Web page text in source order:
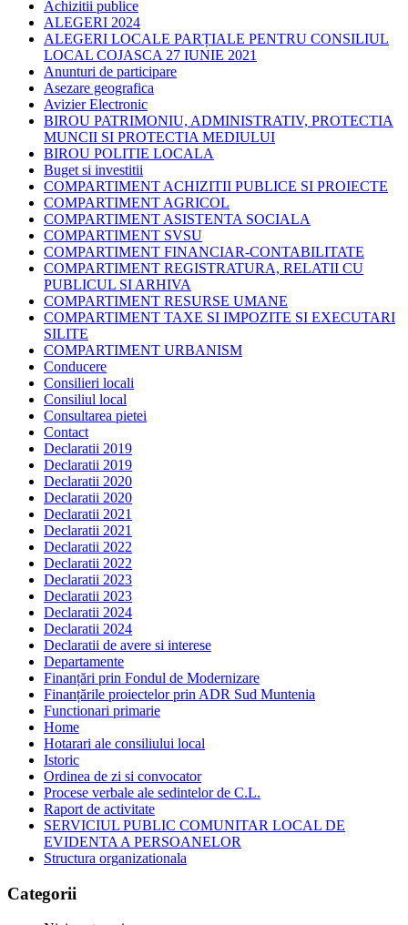
Achizitii publice
ALEGERI 2024
ALEGERI LOCALE PARȚIALE PENTRU CONSILIUL
LOCAL COJASCA 27 IUNIE 2021
Anunturi de participare
Asezare geografica
Avizier Electronic
BIROU PATRIMONIU, ADMINISTRATIV, PROTECTIA
MUNCII SI PROTECTIA MEDIULUI
BIROU POLITIE LOCALA
Buget si investitii
COMPARTIMENT ACHIZITII PUBLICE SI PROIECTE
COMPARTIMENT AGRICOL
COMPARTIMENT ASISTENTA SOCIALA
COMPARTIMENT SVSU
COMPARTIMENT FINANCIAR-CONTABILITATE
COMPARTIMENT REGISTRATURA, RELATII CU
PUBLICUL SI ARHIVA
COMPARTIMENT RESURSE UMANE
COMPARTIMENT TAXE SI IMPOZITE SI EXECUTARI
SILITE
COMPARTIMENT URBANISM
Conducere
Consilieri locali
Consiliul local
Consultarea pietei
Contact
Declaratii 2019
Declaratii 2019
Declaratii 2020
Declaratii 2020
Declaratii 2021
Declaratii 2021
Declaratii 2022
Declaratii 2022
Declaratii 2023
Declaratii 2023
Declaratii 2024
Declaratii 2024
Declaratii de avere si interese
Departamente
Finanțări prin Fondul de Modernizare
Finanțările proiectelor prin ADR Sud Muntenia
Functionari primarie
Home
Hotarari ale consiliului local
Istoric
Ordinea de zi si convocator
Procese verbale ale sedintelor de C.L.
Raport de activitate
SERVICIUL PUBLIC COMUNITAR LOCAL DE
EVIDENTA A PERSOANELOR
Structura organizationala
Categorii